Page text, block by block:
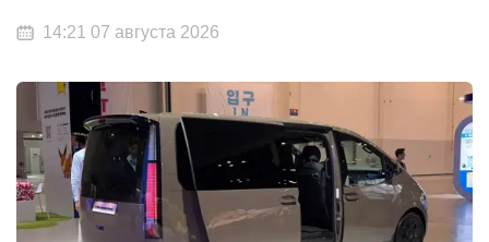
14:21 07 августа 2026